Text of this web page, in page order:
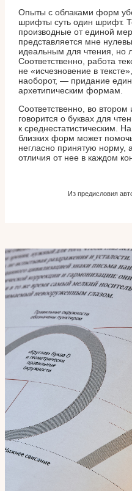
Опыты с облаками форм
шрифты суть один шрифт.
производные от единой
представляется мне
идеальным для чтения, но
Соответственно, работа
не «исчезновение в
наоборот, — придание
архетипическим формам.
Соответственно, во
говорится о буквах для
к среднестатистическим.
близких форм может
негласно принятую норму,
отличия от нее в каждом
Из предисловия